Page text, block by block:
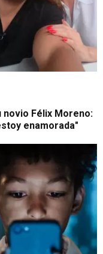
Félix Moreno:
enamorada"